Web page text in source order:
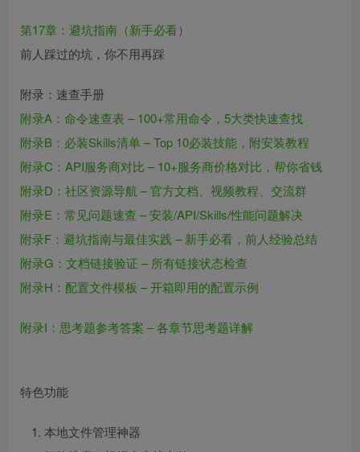
第17章：避坑指南（新手必看）
前人踩过的坑，你不用再踩
附录：速查手册
附录A：命令速查表 – 100+常用命令，5大类快速查找
附录B：必装Skills清单 – Top 10必装技能，附安装教程
附录C：API服务商对比 – 10+服务商价格对比，帮你省钱
附录D：社区资源导航 – 官方文档、视频教程、交流群
附录E：常见问题速查 – 安装/API/Skills/性能问题解决
附录F：避坑指南与最佳实践 – 新手必看，前人经验总结
附录G：文档链接验证 – 所有链接状态检查
附录H：配置文件模板 – 开箱即用的配置示例
附录I：思考题参考答案 – 各章节思考题详解
特色功能
本地文件管理神器